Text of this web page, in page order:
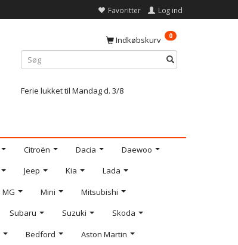
Favoritter Log ind
Indkøbskurv 0
Ferie lukket til Mandag d. 3/8
Citroën Dacia
Daewoo
Jeep Kia
Lada
MG Mini
Mitsubishi
Subaru Suzuki
Skoda
Bedford
Aston Martin